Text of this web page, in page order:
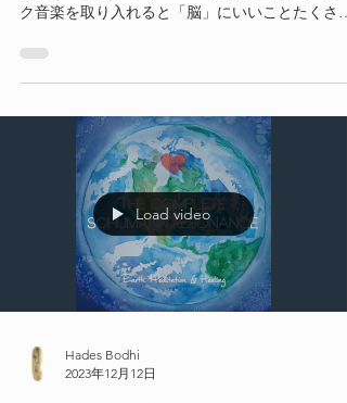
ク音楽を取り入れると「脳」にいいことたくさん
Load video
Hades Bodhi
2023年12月12日